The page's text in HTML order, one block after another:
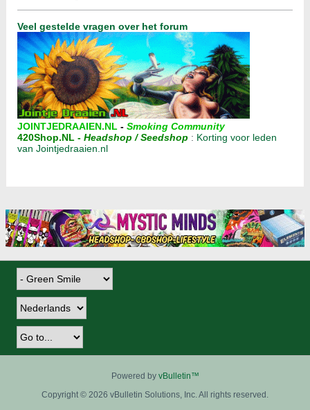
Veel gestelde vragen over het forum
JOINTJEDRAAIEN.NL - Smoking Community
420Shop.NL - Headshop / Seedshop : Korting voor leden
van Jointjedraaien.nl
Powered by vBulletin™
Copyright © 2026 vBulletin Solutions, Inc. All rights reserved.